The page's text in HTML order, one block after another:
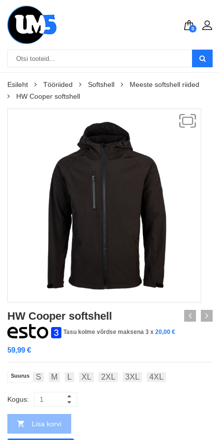
0
Esileht Tööriided Softshell
Meeste softshell riided
HW Cooper softshell
HW Cooper softshell
Tasu kolme võrdse maksena 3 x 20,00 €
59,99 €
Suurus S M L XL 2XL 3XL 4XL
Kogus:
Lisa korvi